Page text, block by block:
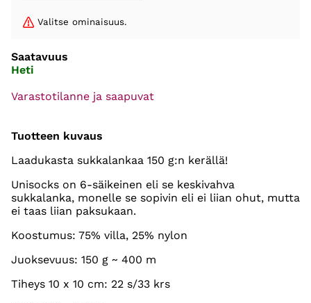
Valitse ominaisuus.
Saatavuus
Heti
Varastotilanne ja saapuvat
Tuotteen kuvaus
Laadukasta sukkalankaa 150 g:n kerällä!
Unisocks on 6-säikeinen eli se keskivahva
sukkalanka, monelle se sopivin eli ei liian ohut, mutta
ei taas liian paksukaan.
Koostumus: 75% villa, 25% nylon
Juoksevuus: 150 g ~ 400 m
Tiheys 10 x 10 cm: 22 s/33 krs